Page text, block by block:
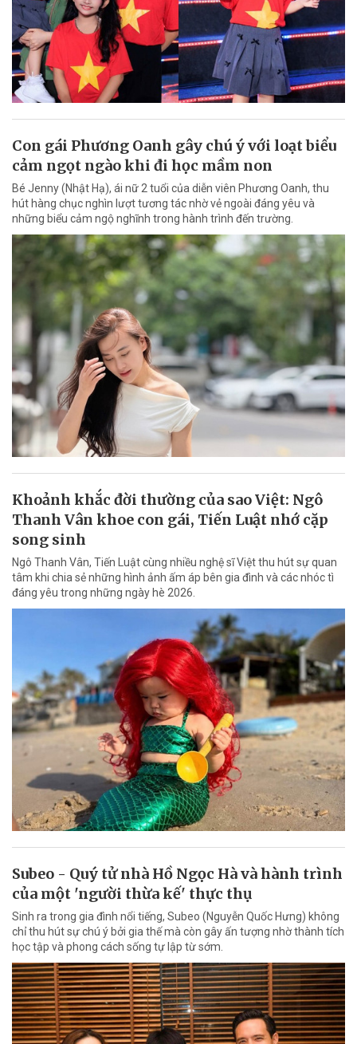
Con gái Phương Oanh gây chú ý với loạt biểu
cảm ngọt ngào khi đi học mầm non
Bé Jenny (Nhật Hạ), ái nữ 2 tuổi của diễn viên Phương Oanh, thu
hút hàng chục nghìn lượt tương tác nhờ vẻ ngoài đáng yêu và
những biểu cảm ngộ nghĩnh trong hành trình đến trường.
Khoảnh khắc đời thường của sao Việt: Ngô
Thanh Vân khoe con gái, Tiến Luật nhớ cặp
song sinh
Ngô Thanh Vân, Tiến Luật cùng nhiều nghệ sĩ Việt thu hút sự quan
tâm khi chia sẻ những hình ảnh ấm áp bên gia đình và các nhóc tì
đáng yêu trong những ngày hè 2026.
Subeo - Quý tử nhà Hồ Ngọc Hà và hành trình
của một 'người thừa kế' thực thụ
Sinh ra trong gia đình nổi tiếng, Subeo (Nguyễn Quốc Hưng) không
chỉ thu hút sự chú ý bởi gia thế mà còn gây ấn tượng nhờ thành tích
học tập và phong cách sống tự lập từ sớm.